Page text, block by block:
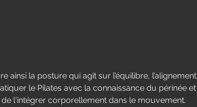
ainsi la posture qui agit sur l’équilibre, l’alignement
le Pilates avec la connaissance du périnée et
l'intégrer corporellement dans le mouvement.